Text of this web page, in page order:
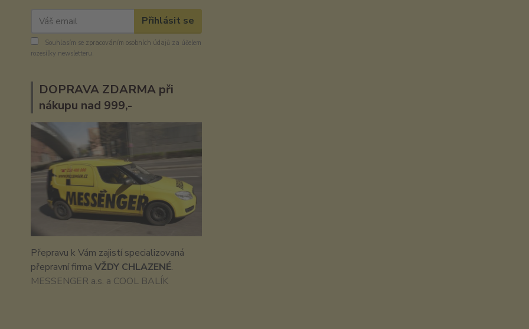
Přihlásit se
Souhlasím se zpracováním osobních údajů za účelem
rozesílky newsletteru.
DOPRAVA ZDARMA při
nákupu nad 999,-
Přepravu k Vám zajistí specializovaná
přepravní firma VŽDY CHLAZENÉ.
MESSENGER a.s. a COOL BALÍK